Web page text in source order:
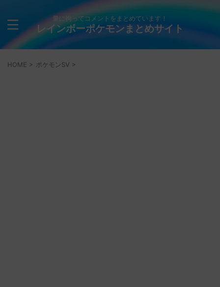
量に拘ってコメントをまとめています！
レインボーポケモンまとめサイト
HOME > ポケモンSV >